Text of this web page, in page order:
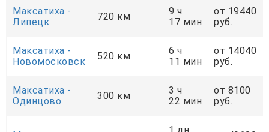
Максатиха -
Липецк
720 км
9 ч
17 мин
от 19440
руб.
Максатиха -
Новомосковск
520 км
6 ч
11 мин
от 14040
руб.
Максатиха -
Одинцово
300 км
3 ч
22 мин
от 8100
руб.